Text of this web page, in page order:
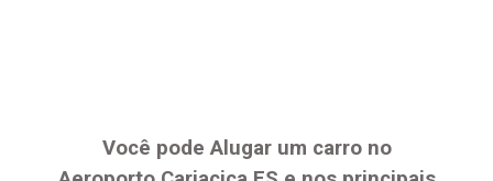
Você pode Alugar um carro no